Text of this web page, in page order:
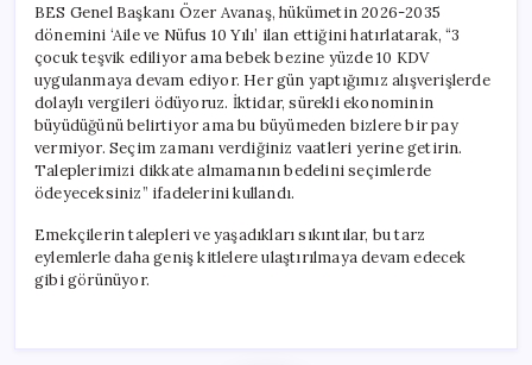
BES Genel Başkanı Özer Avanaş, hükümetin 2026-2035
dönemini ‘Aile ve Nüfus 10 Yılı’ ilan ettiğini hatırlatarak, “3
çocuk teşvik ediliyor ama bebek bezine yüzde 10 KDV
uygulanmaya devam ediyor. Her gün yaptığımız alışverişlerde
dolaylı vergileri ödüyoruz. İktidar, sürekli ekonominin
büyüdüğünü belirtiyor ama bu büyümeden bizlere bir pay
vermiyor. Seçim zamanı verdiğiniz vaatleri yerine getirin.
Taleplerimizi dikkate almamanın bedelini seçimlerde
ödeyeceksiniz” ifadelerini kullandı.
Emekçilerin talepleri ve yaşadıkları sıkıntılar, bu tarz
eylemlerle daha geniş kitlelere ulaştırılmaya devam edecek
gibi görünüyor.